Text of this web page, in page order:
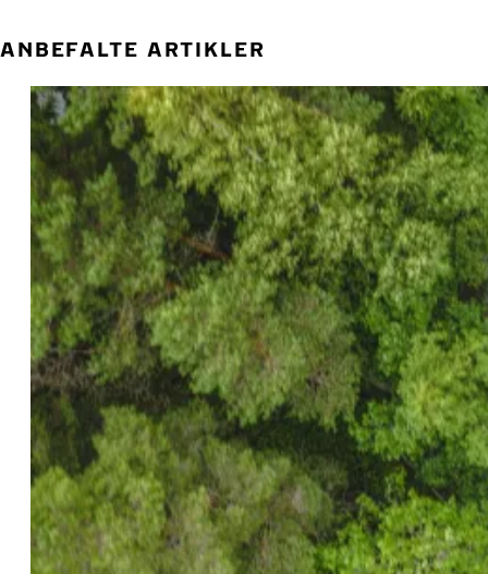
ANBEFALTE ARTIKLER